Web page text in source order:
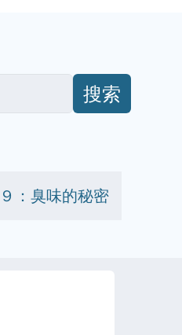
搜索
：臭味的秘密